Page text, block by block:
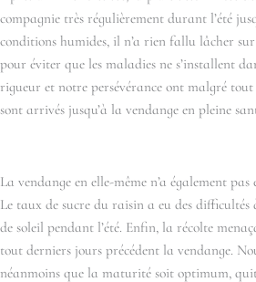
compagnie très régulièrement durant l’été
conditions humides, il n’a rien fallu lâcher
pour éviter que les maladies ne s’installent
rigueur et notre persévérance ont malgré tout
sont arrivés jusqu’à la vendange en pleine
La vendange en elle-même n’a également pas
Le taux de sucre du raisin a eu des
de soleil pendant l’été. Enfin, la récolte
tout derniers jours précédent la vendange.
néanmoins que la maturité soit optimum,